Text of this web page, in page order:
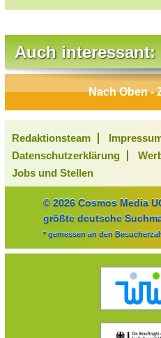
Auch interessant:
Nach Oben -
Redaktionsteam
Datenschutzerklärung
Jobs und Stellen
© 2026 Cosmos Media
größte deutsche
* gemessen an den